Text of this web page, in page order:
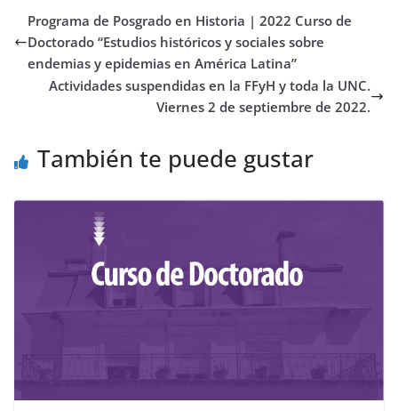
Programa de Posgrado en Historia | 2022 Curso de
Doctorado “Estudios históricos y sociales sobre
endemias y epidemias en América Latina”
Actividades suspendidas en la FFyH y toda la UNC.
Viernes 2 de septiembre de 2022.
También te puede gustar